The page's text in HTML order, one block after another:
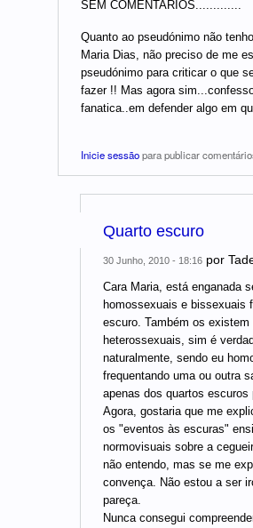
SEM COMENTARIOS.............
Quanto ao pseudónimo não
Maria Dias, não preciso de me
pseudónimo para criticar o que
fazer !! Mas agora
fanatica..em defender algo em
Inicie sessãopara publicar
Quarto escuro
30 Junho, 2010 - 18:16 por
Cara Maria, está enganada
homossexuais e bissexuais
escuro. Também os existem
heterossexuais, sim é
naturalmente, sendo eu
frequentando uma ou outra
apenas dos quartos escuros
Agora, gostaria que me
os "eventos às escuras"
normovisuais sobre a
não entendo, mas se me
convença. Não estou a ser
pareça.
Nunca consegui